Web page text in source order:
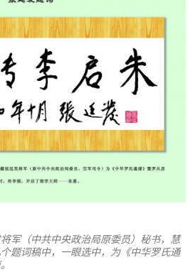
军（中共中央政治局原委员）秘书，慧
题词稿中，一眼选中，为《中华罗氏通